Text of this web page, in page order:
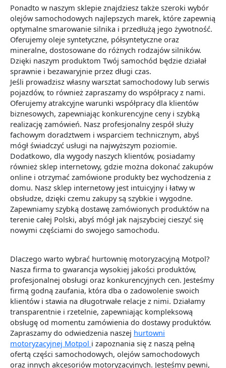
Ponadto w naszym sklepie znajdziesz także szeroki wybór
olejów samochodowych najlepszych marek, które zapewnią
optymalne smarowanie silnika i przedłużą jego żywotność.
Oferujemy oleje syntetyczne, półsyntetyczne oraz
mineralne, dostosowane do różnych rodzajów silników.
Dzięki naszym produktom Twój samochód będzie działał
sprawnie i bezawaryjnie przez długi czas.
Jeśli prowadzisz własny warsztat samochodowy lub serwis
pojazdów, to również zapraszamy do współpracy z nami.
Oferujemy atrakcyjne warunki współpracy dla klientów
biznesowych, zapewniając konkurencyjne ceny i szybką
realizację zamówień. Nasz profesjonalny zespół służy
fachowym doradztwem i wsparciem technicznym, abyś
mógł świadczyć usługi na najwyższym poziomie.
Dodatkowo, dla wygody naszych klientów, posiadamy
również sklep internetowy, gdzie można dokonać zakupów
online i otrzymać zamówione produkty bez wychodzenia z
domu. Nasz sklep internetowy jest intuicyjny i łatwy w
obsłudze, dzięki czemu zakupy są szybkie i wygodne.
Zapewniamy szybką dostawę zamówionych produktów na
terenie całej Polski, abyś mógł jak najszybciej cieszyć się
nowymi częściami do swojego samochodu.
Dlaczego warto wybrać hurtownię motoryzacyjną Motpol?
Nasza firma to gwarancja wysokiej jakości produktów,
profesjonalnej obsługi oraz konkurencyjnych cen. Jesteśmy
firmą godną zaufania, która dba o zadowolenie swoich
klientów i stawia na długotrwałe relacje z nimi. Działamy
transparentnie i rzetelnie, zapewniając kompleksową
obsługę od momentu zamówienia do dostawy produktów.
Zapraszamy do odwiedzenia naszej hurtowni
motoryzacyjnej Motpol i zapoznania się z naszą pełną
ofertą części samochodowych, olejów samochodowych
oraz innych akcesoriów motoryzacyjnych. Jesteśmy pewni,